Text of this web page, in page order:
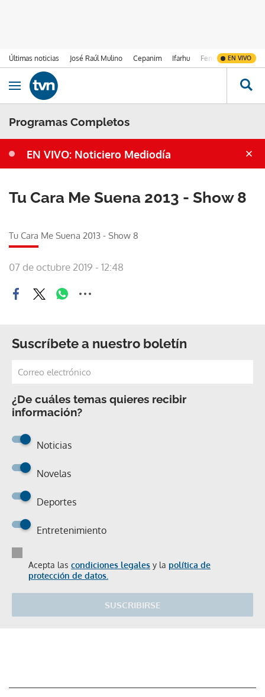
Últimas noticias José Raúl Mulino Cepanim Ifarhu Fenómeno de El
EN VIVO
Ir al contenido
Obrir navegació
Programas Completos
EN VIVO: Noticiero Mediodía
Tu Cara Me Suena 2013 - Show 8
Tu Cara Me Suena 2013 - Show 8
07 de octubre 2019 - 12:48
Suscríbete a nuestro boletín
¿De cuáles temas quieres recibir
información?
Noticias
Novelas
Deportes
Entretenimiento
Acepta las condiciones legales y la política de
protección de datos.
SUSCRIBIRSE